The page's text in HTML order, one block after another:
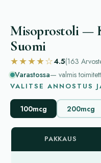
Misoprostoli —
Suomi
★★★★☆4.5(163
Varastossa— valmis
VALITSE ANNOSTUS
100mcg 200mcg
PAKKAUS